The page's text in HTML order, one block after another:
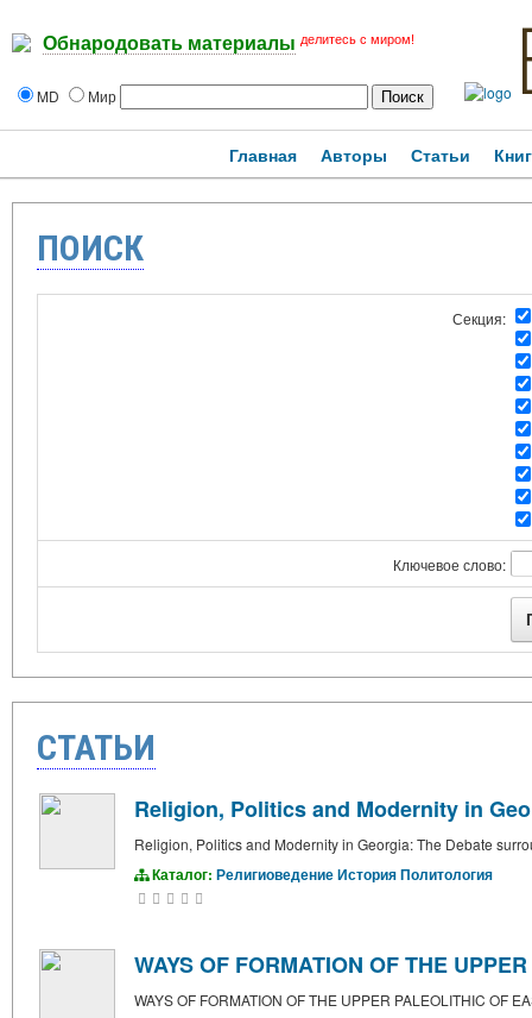
Обнародовать материалы делитесь с миром!
MD Мир
Главная Авторы Статьи
ПОИСК
Секция:
Ключевое слово:
СТАТЬИ
Religion, Politics and Modernity in
Religion, Politics and Modernity in Georgia: The Debate
Каталог: РелигиоведениеИсторияПолитология
WAYS OF FORMATION OF THE
WAYS OF FORMATION OF THE UPPER PALEOLITHIC OF